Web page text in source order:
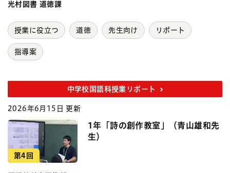
光村図書 道徳課
授業に役立つ 道徳 先生向け リポート
指導案
中学校国語科授業リポート
2026年6月15日 更新
第4回
1年「詩の創作教室」（青山雄和先
生）